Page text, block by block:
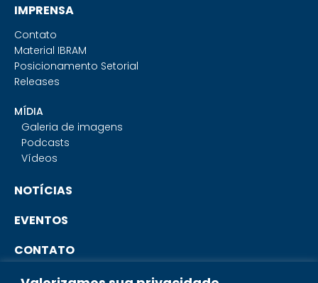
IMPRENSA
Contato
Material IBRAM
Posicionamento Setorial
Releases
MÍDIA
Galeria de imagens
Podcasts
Vídeos
NOTÍCIAS
EVENTOS
CONTATO